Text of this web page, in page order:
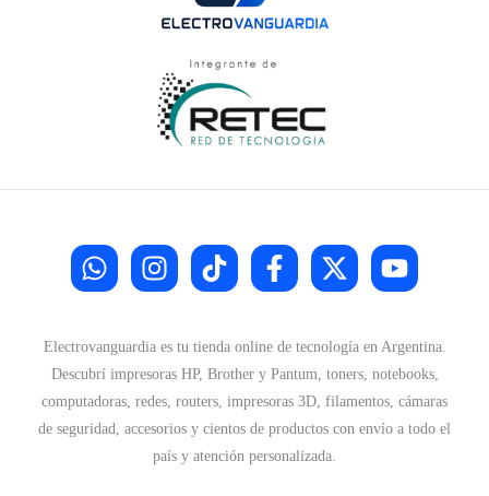
Electrovanguardia es tu tienda online de tecnología en Argentina.
Descubrí impresoras HP, Brother y Pantum, toners, notebooks,
computadoras, redes, routers, impresoras 3D, filamentos, cámaras
de seguridad, accesorios y cientos de productos con envío a todo el
país y atención personalizada.